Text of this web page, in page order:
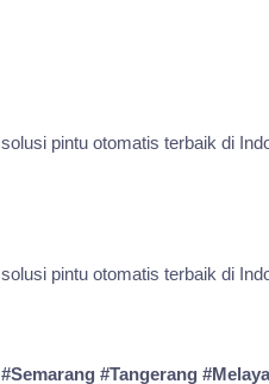
pintu otomatis terbaik di
pintu otomatis terbaik di
#Tangerang